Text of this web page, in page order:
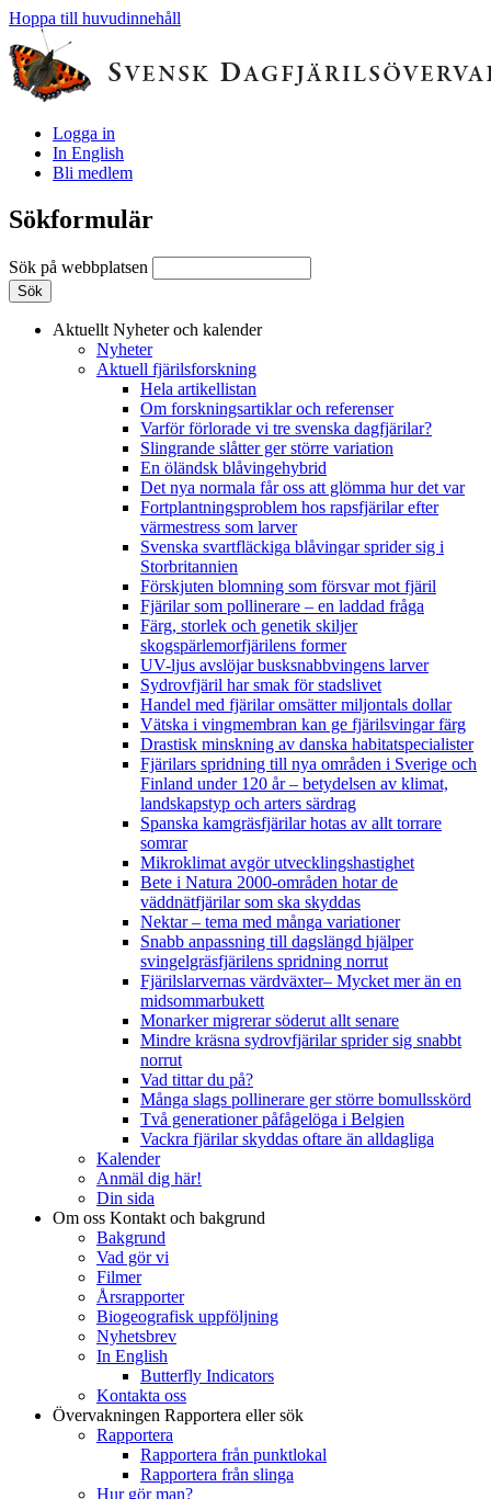
Hoppa till huvudinnehåll
Logga in
In English
Bli medlem
Sökformulär
Sök på webbplatsen
Aktuellt Nyheter och kalender
Nyheter
Aktuell fjärilsforskning
Hela artikellistan
Om forskningsartiklar och referenser
Varför förlorade vi tre svenska dagfjärilar?
Slingrande slåtter ger större variation
En öländsk blåvingehybrid
Det nya normala får oss att glömma hur det var
Fortplantningsproblem hos rapsfjärilar efter
värmestress som larver
Svenska svartfläckiga blåvingar sprider sig i
Storbritannien
Förskjuten blomning som försvar mot fjäril
Fjärilar som pollinerare – en laddad fråga
Färg, storlek och genetik skiljer
skogspärlemorfjärilens former
UV-ljus avslöjar busksnabbvingens larver
Sydrovfjäril har smak för stadslivet
Handel med fjärilar omsätter miljontals dollar
Vätska i vingmembran kan ge fjärilsvingar färg
Drastisk minskning av danska habitatspecialister
Fjärilars spridning till nya områden i Sverige och
Finland under 120 år– betydelsen av klimat,
landskapstyp och arters särdrag
Spanska kamgräsfjärilar hotas av allt torrare
somrar
Mikroklimat avgör utvecklingshastighet
Bete i Natura 2000-områden hotar de
väddnätfjärilar som ska skyddas
Nektar – tema med många variationer
Snabb anpassning till dagslängd hjälper
svingelgräsfjärilens spridning norrut
Fjärilslarvernas värdväxter– Mycket mer än en
midsommarbukett
Monarker migrerar söderut allt senare
Mindre kräsna sydrovfjärilar sprider sig snabbt
norrut
Vad tittar du på?
Många slags pollinerare ger större bomullsskörd
Två generationer påfågelöga i Belgien
Vackra fjärilar skyddas oftare än alldagliga
Kalender
Anmäl dig här!
Din sida
Om oss Kontakt och bakgrund
Bakgrund
Vad gör vi
Filmer
Årsrapporter
Biogeografisk uppföljning
Nyhetsbrev
In English
Butterfly Indicators
Kontakta oss
Övervakningen Rapportera eller sök
Rapportera
Rapportera från punktlokal
Rapportera från slinga
Hur gör man?